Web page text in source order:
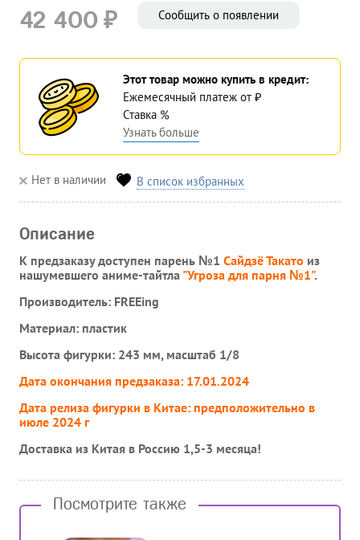
42 400 ₽ Сообщить о появлении
Этот товар можно купить в кредит:
Ежемесячный платеж от ₽
Ставка %
Узнать больше
Нет в наличии В список избранных
Описание
К предзаказу доступен парень №1 Сайдзё Такато из
нашумевшего аниме-тайтла "Угроза для парня №1".
Производитель: FREEing
Материал: пластик
Высота фигурки: 243 мм, масштаб 1/8
Дата окончания предзаказа: 17.01.2024
Дата релиза фигурки в Китае: предположительно в
июле 2024 г
Доставка из Китая в Россию 1,5-3 месяца!
Посмотрите также